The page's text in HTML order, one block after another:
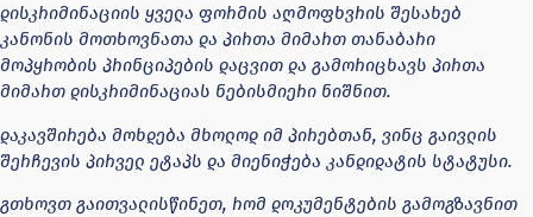
დისკრიმინაციის ყველა ფორმის აღმოფხვრის შესახებ
კანონის მოთხოვნათა და პირთა მიმართ თანაბარი
მოპყრობის პრინციპების დაცვით და გამორიცხავს პირთა
მიმართ დისკრიმინაციას ნებისმიერი ნიშნით.
დაკავშირება მოხდება მხოლოდ იმ პირებთან, ვინც გაივლის
შერჩევის პირველ ეტაპს და მიენიჭება კანდიდატის სტატუსი.
გთხოვთ გაითვალისწინეთ, რომ დოკუმენტების გამოგზავნით